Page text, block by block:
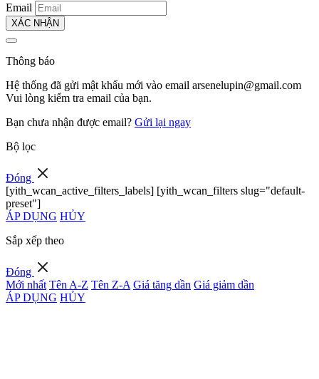
Email
XÁC NHẬN
Thông báo
Hệ thống đã gửi mật khẩu mới vào email arsenelupin@gmail.com
Vui lòng kiểm tra email của bạn.
Bạn chưa nhận được email? Gửi lại ngay
Bộ lọc
Đóng
[yith_wcan_active_filters_labels] [yith_wcan_filters slug="default-
preset"]
ÁP DỤNG HỦY
Sắp xếp theo
Đóng
Mới nhất Tên A-Z Tên Z-A Giá tăng dần Giá giảm dần
ÁP DỤNG HỦY